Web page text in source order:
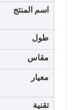
اسم المنتج
طول
مقاس
معيار
تقنية